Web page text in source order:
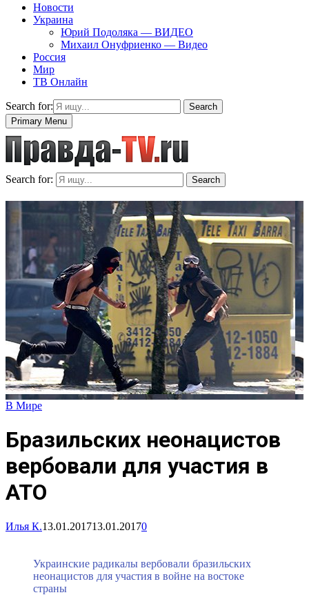
Новости
Украина
Юрий Подоляка — ВИДЕО
Михаил Онуфриенко — Видео
Россия
Мир
ТВ Онлайн
Search for:
Search
Primary Menu
Search for: Search
В Мире
Бразильских неонацистов
вербовали для участия в
АТО
Илья К.13.01.201713.01.20170
Украинские радикалы вербовали бразильских
неонацистов для участия в войне на востоке
страны